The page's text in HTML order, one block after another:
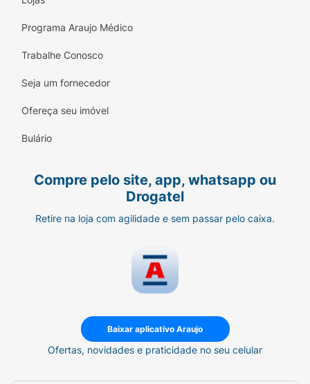
Programa Araujo Médico
Trabalhe Conosco
Seja um fornecedor
Ofereça seu imóvel
Bulário
Compre pelo site, app, whatsapp ou
Drogatel
Retire na loja com agilidade e sem passar pelo caixa.
Baixar aplicativo Araujo
Ofertas, novidades e praticidade no seu celular